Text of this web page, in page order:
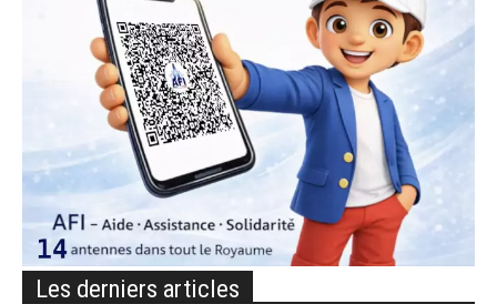
Les derniers articles